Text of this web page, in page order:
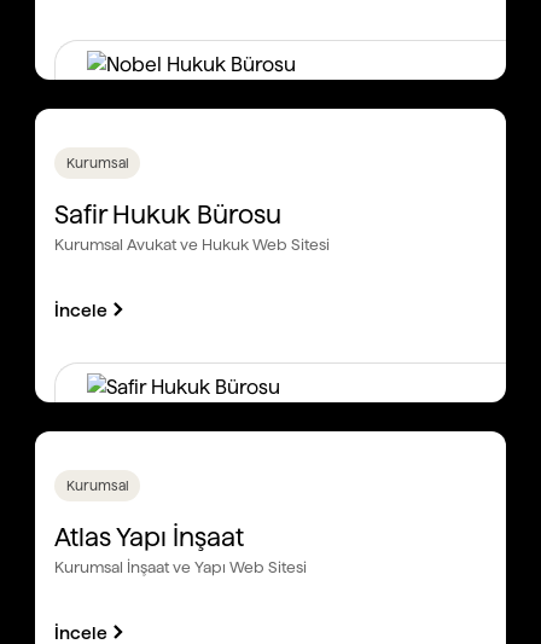
Kurumsal
Safir Hukuk Bürosu
Kurumsal Avukat ve Hukuk Web Sitesi
İncele
Kurumsal
Atlas Yapı İnşaat
Kurumsal İnşaat ve Yapı Web Sitesi
İncele